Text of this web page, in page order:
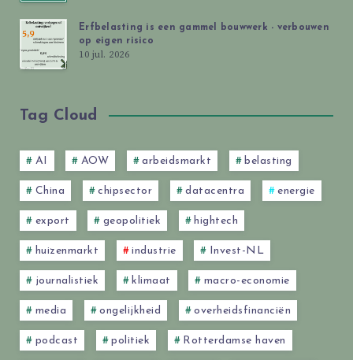
Erfbelasting is een gammel bouwwerk - verbouwen
op eigen risico
10 jul. 2026
Tag Cloud
AI AOW arbeidsmarkt belasting
China chipsector datacentra energie
export geopolitiek hightech
huizenmarkt industrie Invest-NL
journalistiek klimaat macro-economie
media ongelijkheid overheidsfinanciën
podcast politiek Rotterdamse haven